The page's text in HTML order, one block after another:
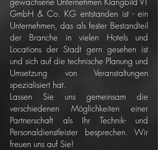
GmbH & Co. KG entstanden ist - ein
Unternehmen, das als fester Bestandteil
der Branche in vielen Hotels und
Locations der Stadt gern gesehen ist
und sich auf die technische Planung und
Umsetzung von Veranstaltungen
spezialisiert hat.
Lassen Sie uns gemeinsam die
verschiedenen Möglichkeiten einer
Partnerschaft als Ihr Technik- und
Personaldienstleister besprechen. Wir
freuen uns auf Sie!